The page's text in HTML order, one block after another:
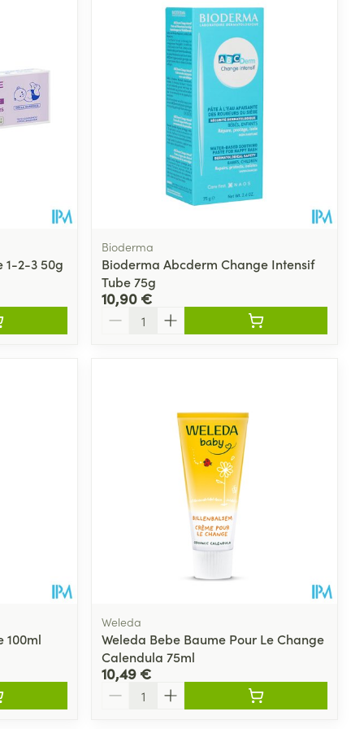
1-2-3 50g
Bioderma
Bioderma Abcderm Change Intensif
Tube 75g
10,90 €
Quantité
100ml
Weleda
Weleda Bebe Baume Pour Le Change
Calendula 75ml
10,49 €
Quantité